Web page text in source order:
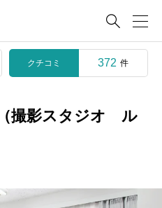

クチコミ 372 件
撮影スタジオ ル